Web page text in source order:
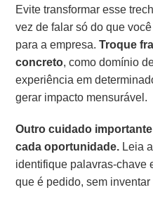
Evite transformar esse
vez de falar só do que
para a empresa.Troque
concreto, como domínio
experiência em
gerar impacto mensurável.
Outro cuidado
cada oportunidade. Leia
identifique palavras-chave
que é pedido, sem